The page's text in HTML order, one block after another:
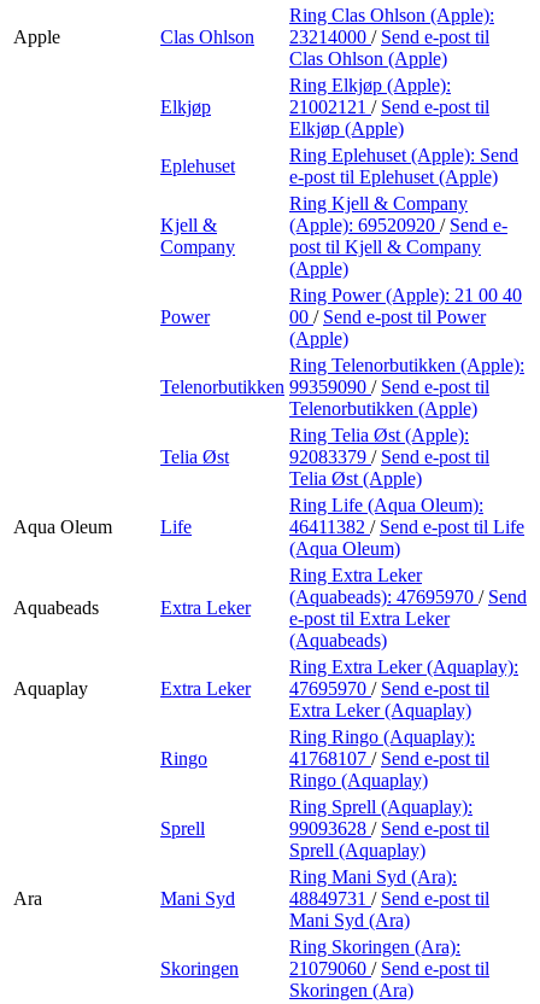
Apple Clas Ohlson
Ring Clas Ohlson (Apple):
23214000 / Send e-post til
Clas Ohlson (Apple)
Elkjøp
Ring Elkjøp (Apple):
21002121 / Send e-post til
Elkjøp (Apple)
Eplehuset
Ring Eplehuset (Apple): Send
e-post til Eplehuset (Apple)
Kjell &
Company
Ring Kjell & Company
(Apple): 69520920 / Send e-
post til Kjell & Company
(Apple)
Power
Ring Power (Apple): 21 00 40
00 / Send e-post til Power
(Apple)
Telenorbutikken
Ring Telenorbutikken (Apple):
99359090 / Send e-post til
Telenorbutikken (Apple)
Telia Øst
Ring Telia Øst (Apple):
92083379 / Send e-post til
Telia Øst (Apple)
Aqua Oleum Life
Ring Life (Aqua Oleum):
46411382 / Send e-post til Life
(Aqua Oleum)
Aquabeads Extra Leker
Ring Extra Leker
(Aquabeads): 47695970 / Send
e-post til Extra Leker
(Aquabeads)
Aquaplay Extra Leker
Ring Extra Leker (Aquaplay):
47695970 / Send e-post til
Extra Leker (Aquaplay)
Ringo
Ring Ringo (Aquaplay):
41768107 / Send e-post til
Ringo (Aquaplay)
Sprell
Ring Sprell (Aquaplay):
99093628 / Send e-post til
Sprell (Aquaplay)
Ara Mani Syd
Ring Mani Syd (Ara):
48849731 / Send e-post til
Mani Syd (Ara)
Skoringen
Ring Skoringen (Ara):
21079060 / Send e-post til
Skoringen (Ara)